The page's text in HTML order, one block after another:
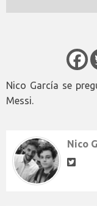
Nico García se
Messi.
Nico